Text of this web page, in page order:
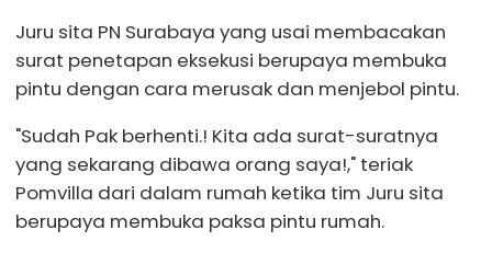
Juru sita PN Surabaya yang usai membacakan
surat penetapan eksekusi berupaya membuka
pintu dengan cara merusak dan menjebol pintu.
"Sudah Pak berhenti.! Kita ada surat-suratnya
yang sekarang dibawa orang saya!," teriak
Pomvilla dari dalam rumah ketika tim Juru sita
berupaya membuka paksa pintu rumah.